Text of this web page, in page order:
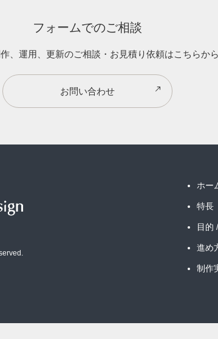
フォームでのご相談
、運用、更新のご相談・お見積り依頼はこちらから
お問い合わせ
ホー
特長
目的
進め
制作